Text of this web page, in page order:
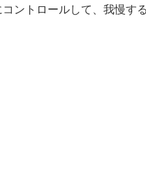
コントロールして、我慢す